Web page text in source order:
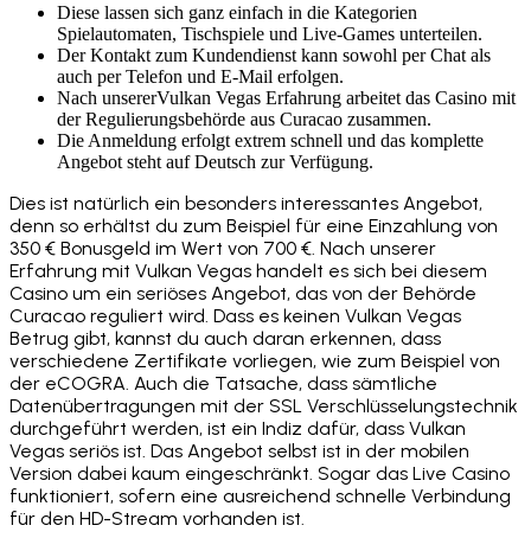
Diese lassen sich ganz einfach in die Kategorien
Spielautomaten, Tischspiele und Live-Games unterteilen.
Der Kontakt zum Kundendienst kann sowohl per Chat als
auch per Telefon und E-Mail erfolgen.
Nach unsererVulkan Vegas Erfahrung arbeitet das Casino mit
der Regulierungsbehörde aus Curacao zusammen.
Die Anmeldung erfolgt extrem schnell und das komplette
Angebot steht auf Deutsch zur Verfügung.
Dies ist natürlich ein besonders interessantes Angebot,
denn so erhältst du zum Beispiel für eine Einzahlung von
350 € Bonusgeld im Wert von 700 €. Nach unserer
Erfahrung mit Vulkan Vegas handelt es sich bei diesem
Casino um ein seriöses Angebot, das von der Behörde
Curacao reguliert wird. Dass es keinen Vulkan Vegas
Betrug gibt, kannst du auch daran erkennen, dass
verschiedene Zertifikate vorliegen, wie zum Beispiel von
der eCOGRA. Auch die Tatsache, dass sämtliche
Datenübertragungen mit der SSL Verschlüsselungstechnik
durchgeführt werden, ist ein Indiz dafür, dass Vulkan
Vegas seriös ist. Das Angebot selbst ist in der mobilen
Version dabei kaum eingeschränkt. Sogar das Live Casino
funktioniert, sofern eine ausreichend schnelle Verbindung
für den HD-Stream vorhanden ist.